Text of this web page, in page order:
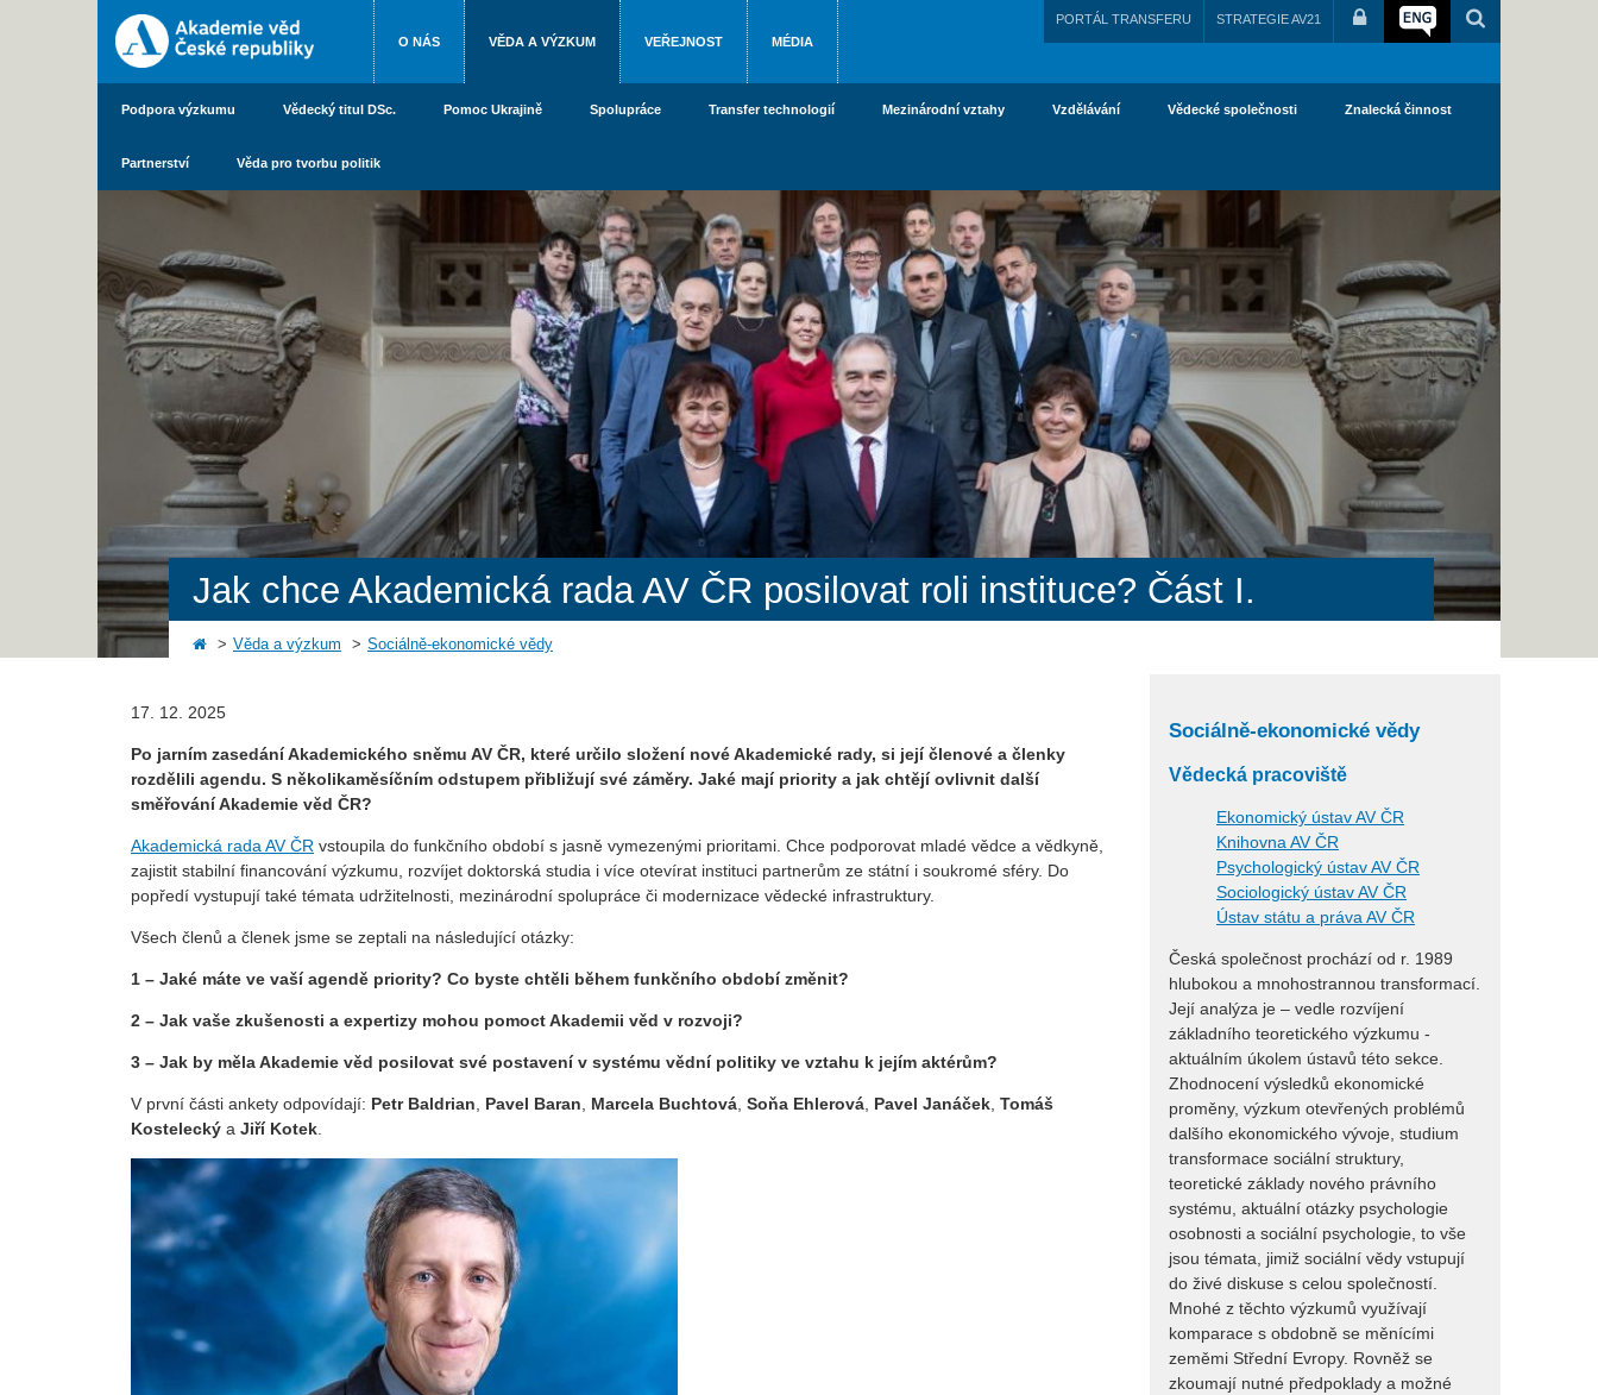
O NÁS VĚDA A VÝZKUM VEŘEJNOST MÉDIA
PORTÁL TRANSFERU STRATEGIE AV21
Podpora výzkumu Vědecký titul DSc. Pomoc Ukrajině Spolupráce Transfer technologií Mezinárodní vztahy Vzdělávání Vědecké společnosti Znalecká činnost
Partnerství Věda pro tvorbu politik
Jak chce Akademická rada AV ČR posilovat roli instituce? Část I.
Věda a výzkum Sociálně-ekonomické vědy
17. 12. 2025
Po jarním zasedání Akademického sněmu AV ČR, které určilo složení nové Akademické rady, si její členové a členky
rozdělili agendu. S několikaměsíčním odstupem přibližují své záměry. Jaké mají priority a jak chtějí ovlivnit další
směřování Akademie věd ČR?
Akademická rada AV ČR vstoupila do funkčního období s jasně vymezenými prioritami. Chce podporovat mladé vědce a vědkyně,
zajistit stabilní financování výzkumu, rozvíjet doktorská studia i více otevírat instituci partnerům ze státní i soukromé sféry. Do
popředí vystupují také témata udržitelnosti, mezinárodní spolupráce či modernizace vědecké infrastruktury.
Všech členů a členek jsme se zeptali na následující otázky:
1 – Jaké máte ve vaší agendě priority? Co byste chtěli během funkčního období změnit?
2 – Jak vaše zkušenosti a expertizy mohou pomoct Akademii věd v rozvoji?
3 – Jak by měla Akademie věd posilovat své postavení v systému vědní politiky ve vztahu k jejím aktérům?
V první části ankety odpovídají: Petr Baldrian, Pavel Baran, Marcela Buchtová, Soňa Ehlerová, Pavel Janáček, Tomáš
Kostelecký a Jiří Kotek.
Sociálně-ekonomické vědy
Vědecká pracoviště
Ekonomický ústav AV ČR
Knihovna AV ČR
Psychologický ústav AV ČR
Sociologický ústav AV ČR
Ústav státu a práva AV ČR
Česká společnost prochází od r. 1989
hlubokou a mnohostrannou transformací.
Její analýza je – vedle rozvíjení
základního teoretického výzkumu -
aktuálním úkolem ústavů této sekce.
Zhodnocení výsledků ekonomické
proměny, výzkum otevřených problémů
dalšího ekonomického vývoje, studium
transformace sociální struktury,
teoretické základy nového právního
systému, aktuální otázky psychologie
osobnosti a sociální psychologie, to vše
jsou témata, jimiž sociální vědy vstupují
do živé diskuse s celou společností.
Mnohé z těchto výzkumů využívají
komparace s obdobně se měnícími
zeměmi Střední Evropy. Rovněž se
zkoumají nutné předpoklady a možné